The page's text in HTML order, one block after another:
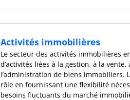
Activités immobilières
Le secteur des activités immobilières
d’activités liées à la gestion, à la vente,
l’administration de biens immobiliers.
rôle en fournissant une flexibilité
besoins fluctuants du marché